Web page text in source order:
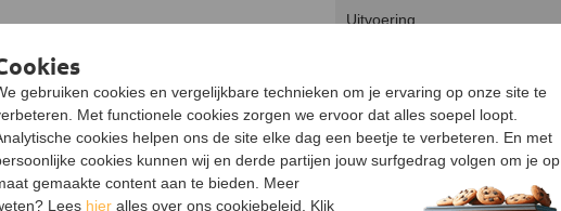
te behouden en kun je de aslade
wordt tegengehouden. Bij het vullen
30 cm lang en 25 cm in omtrek
Uitvoering
Energielabel
Rendement
gebruiken cookies en vergelijkbare technieken om je ervaring op onze site te
Met functionele cookies zorgen we ervoor dat alles soepel loopt.
cookies helpen ons de site elke dag een beetje te verbeteren. En met
cookies kunnen wij en derde partijen jouw surfgedrag volgen om je op
gemaakte content aan te bieden. Meer
Lees hier alles over ons cookiebeleid. Klik